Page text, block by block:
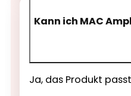
Kann ich MAC
Ja, das Produkt